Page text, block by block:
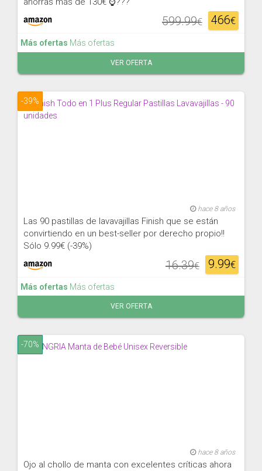
466€
599.99€
Más ofertas Más ofertas
VER OFERTA
-39%
hace 8 años
Las 90 pastillas de lavavajillas Finish que se están
convirtiendo en un best-seller por derecho propio!!
Sólo 9.99€ (-39%)
9.99€
16.39€
Más ofertas Más ofertas
VER OFERTA
-70%
hace 8 años
Ojo al chollo de manta con excelentes críticas ahora